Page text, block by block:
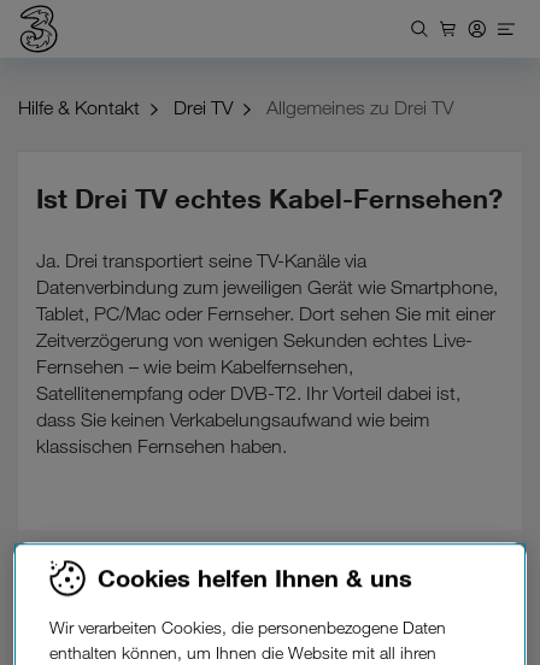
Hilfe & Kontakt Drei TV Allgemeines zu Drei TV
Ist Drei TV echtes Kabel-Fernsehen?
Ja. Drei transportiert seine TV-Kanäle via
Datenverbindung zum jeweiligen Gerät wie Smartphone,
Tablet, PC/Mac oder Fernseher. Dort sehen Sie mit einer
Zeitverzögerung von wenigen Sekunden echtes Live-
Fernsehen – wie beim Kabelfernsehen,
Satellitenempfang oder DVB-T2. Ihr Vorteil dabei ist,
dass Sie keinen Verkabelungsaufwand wie beim
klassischen Fernsehen haben.
Feedback
Cookies helfen Ihnen & uns
Wir verarbeiten Cookies, die personenbezogene Daten
enthalten können, um Ihnen die Website mit all ihren